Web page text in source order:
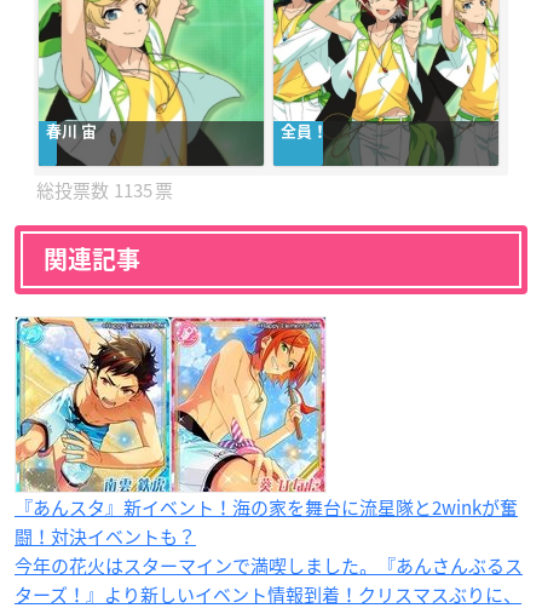
春川 宙 全員！
1135
関連記事
『あんスタ』新イベント！海の家を舞台に流星隊と2winkが奮
闘！対決イベントも？
今年の花火はスターマインで満喫しました。『あんさんぶるス
ターズ！』より新しいイベント情報到着！クリスマスぶりに、